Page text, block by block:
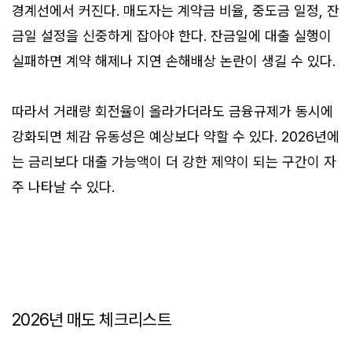
경계선에서 커진다. 매도자는 계약금 비율, 중도금 일정, 잔
금일 설정을 신중하게 잡아야 한다. 잔금일에 대출 실행이
실패하면 계약 해제나 지연 손해배상 논란이 생길 수 있다.
따라서 거래량 회전율이 올라가더라도 금융규제가 동시에
강화되면 체감 유동성은 예상보다 약할 수 있다. 2026년에
는 금리보다 대출 가능액이 더 강한 제약이 되는 구간이 자
주 나타날 수 있다.
2026년 매도 체크리스트